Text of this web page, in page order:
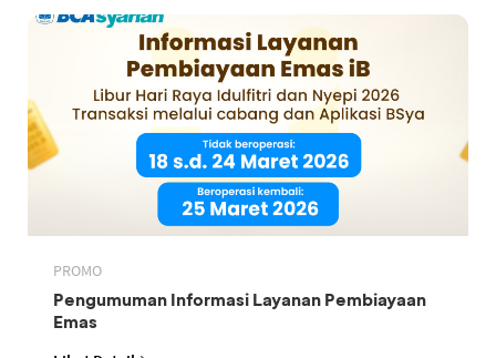
PROMO
Pengumuman Informasi Layanan Pembiayaan
Emas